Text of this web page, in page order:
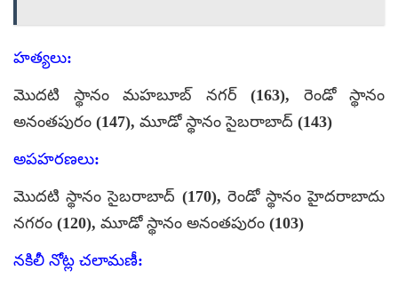
హత్యలు:
మొదటి స్థానం మహబూబ్ నగర్ (163), రెండో స్థానం
అనంతపురం (147), మూడో స్థానం సైబరాబాద్ (143)
అపహరణలు:
మొదటి స్థానం సైబరాబాద్ (170), రెండో స్థానం హైదరాబాదు
నగరం (120), మూడో స్థానం అనంతపురం (103)
నకిలీ నోట్ల చలామణీ: